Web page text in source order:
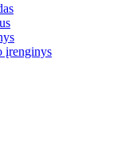
įrenginys